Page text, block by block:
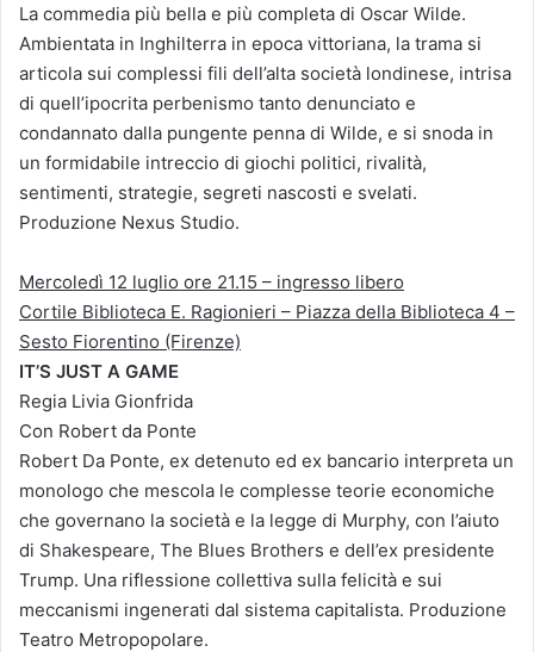
La commedia più bella e più completa di Oscar Wilde.
Ambientata in Inghilterra in epoca vittoriana, la trama si
articola sui complessi fili dell’alta società londinese, intrisa
di quell’ipocrita perbenismo tanto denunciato e
condannato dalla pungente penna di Wilde, e si snoda in
un formidabile intreccio di giochi politici, rivalità,
sentimenti, strategie, segreti nascosti e svelati.
Produzione Nexus Studio.
Mercoledì 12 luglio ore 21.15 – ingresso libero
Cortile Biblioteca E. Ragionieri – Piazza della Biblioteca 4 –
Sesto Fiorentino (Firenze)
IT’S JUST A GAME
Regia Livia Gionfrida
Con Robert da Ponte
Robert Da Ponte, ex detenuto ed ex bancario interpreta un
monologo che mescola le complesse teorie economiche
che governano la società e la legge di Murphy, con l’aiuto
di Shakespeare, The Blues Brothers e dell’ex presidente
Trump. Una riflessione collettiva sulla felicità e sui
meccanismi ingenerati dal sistema capitalista. Produzione
Teatro Metropopolare.